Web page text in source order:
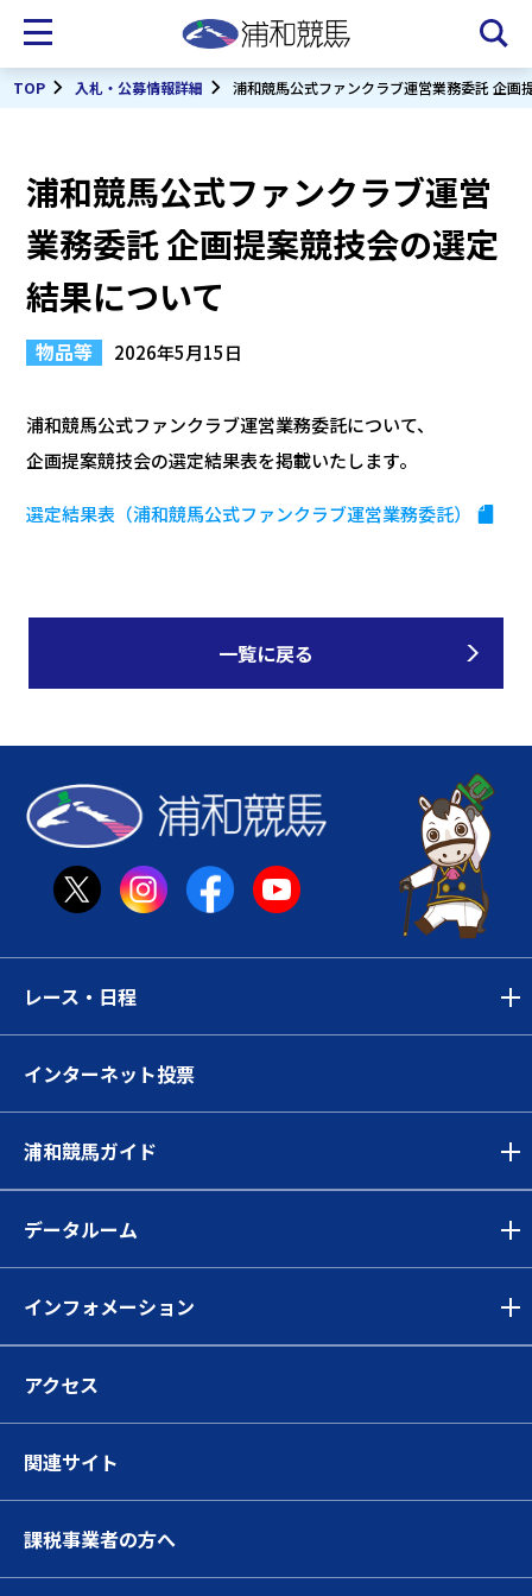
TOP 入札・公募情報詳細 浦和競馬公式ファンクラブ運営業務委託 企画
浦和競馬公式ファンクラブ運営
業務委託 企画提案競技会の選定
結果について
物品等 2026年5月15日
浦和競馬公式ファンクラブ運営業務委託について、
企画提案競技会の選定結果表を掲載いたします。
選定結果表（浦和競馬公式ファンクラブ運営業務委託）
一覧に戻る
レース・日程
インターネット投票
浦和競馬ガイド
データルーム
インフォメーション
アクセス
関連サイト
課税事業者の方へ